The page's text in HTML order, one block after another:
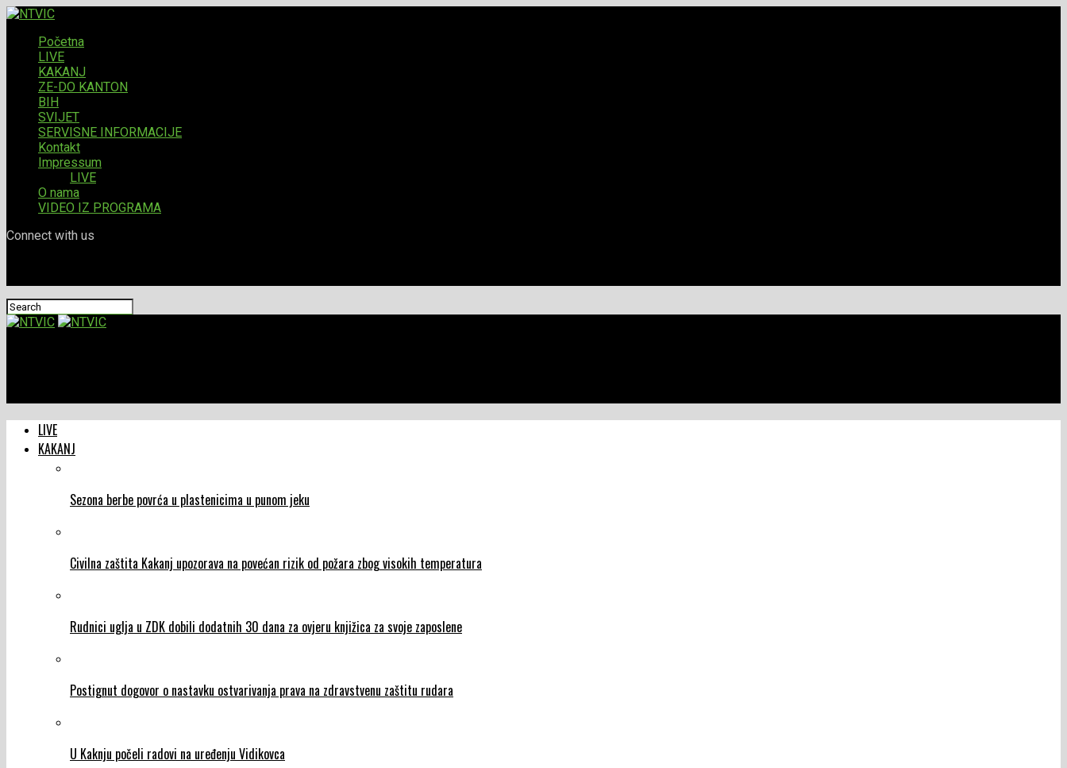
Početna
LIVE
KAKANJ
ZE-DO KANTON
BIH
SVIJET
SERVISNE INFORMACIJE
Kontakt
Impressum
LIVE
O nama
VIDEO IZ PROGRAMA
Connect with us
LIVE
KAKANJ
Sezona berbe povrća u plastenicima u punom jeku
Civilna zaštita Kakanj upozorava na povećan rizik od požara zbog visokih temperatura
Rudnici uglja u ZDK dobili dodatnih 30 dana za ovjeru knjižica za svoje zaposlene
Postignut dogovor o nastavku ostvarivanja prava na zdravstvenu zaštitu rudara
U Kaknju počeli radovi na uređenju Vidikovca